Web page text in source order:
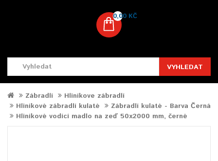
0,00 KČ
VYHLEDAT
Zábradlí
Hliníkove zábradlí
Hliníkové zábradlí kulaté
Zábradlí kulaté - Barva Černá
Hliníkové vodící madlo na zeď 50x2000 mm, černé